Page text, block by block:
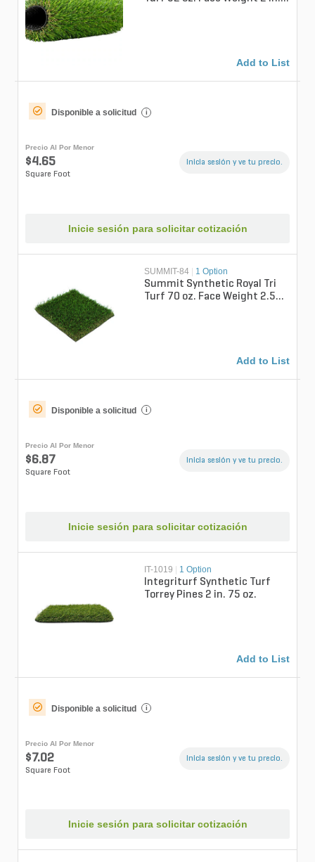
Add to List
Disponible a solicitud i
Precio Al Por Menor
$4.65
Square Foot
Inicia sesión y ve tu precio.
Inicie sesión para solicitar cotización
SUMMIT-84 | 1 Option
Summit Synthetic Royal Tri
Turf 70 oz. Face Weight 2.5
Add to List
Disponible a solicitud i
Precio Al Por Menor
$6.87
Square Foot
Inicia sesión y ve tu precio.
Inicie sesión para solicitar cotización
IT-1019 | 1 Option
Integriturf Synthetic Turf
Torrey Pines 2 in. 75 oz.
Add to List
Disponible a solicitud i
Precio Al Por Menor
$7.02
Square Foot
Inicia sesión y ve tu precio.
Inicie sesión para solicitar cotización